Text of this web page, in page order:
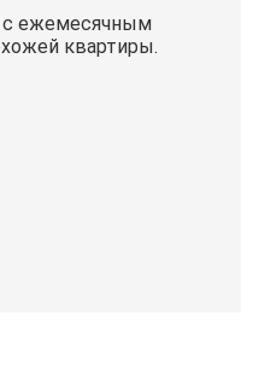
с ежемесячным
квартиры.